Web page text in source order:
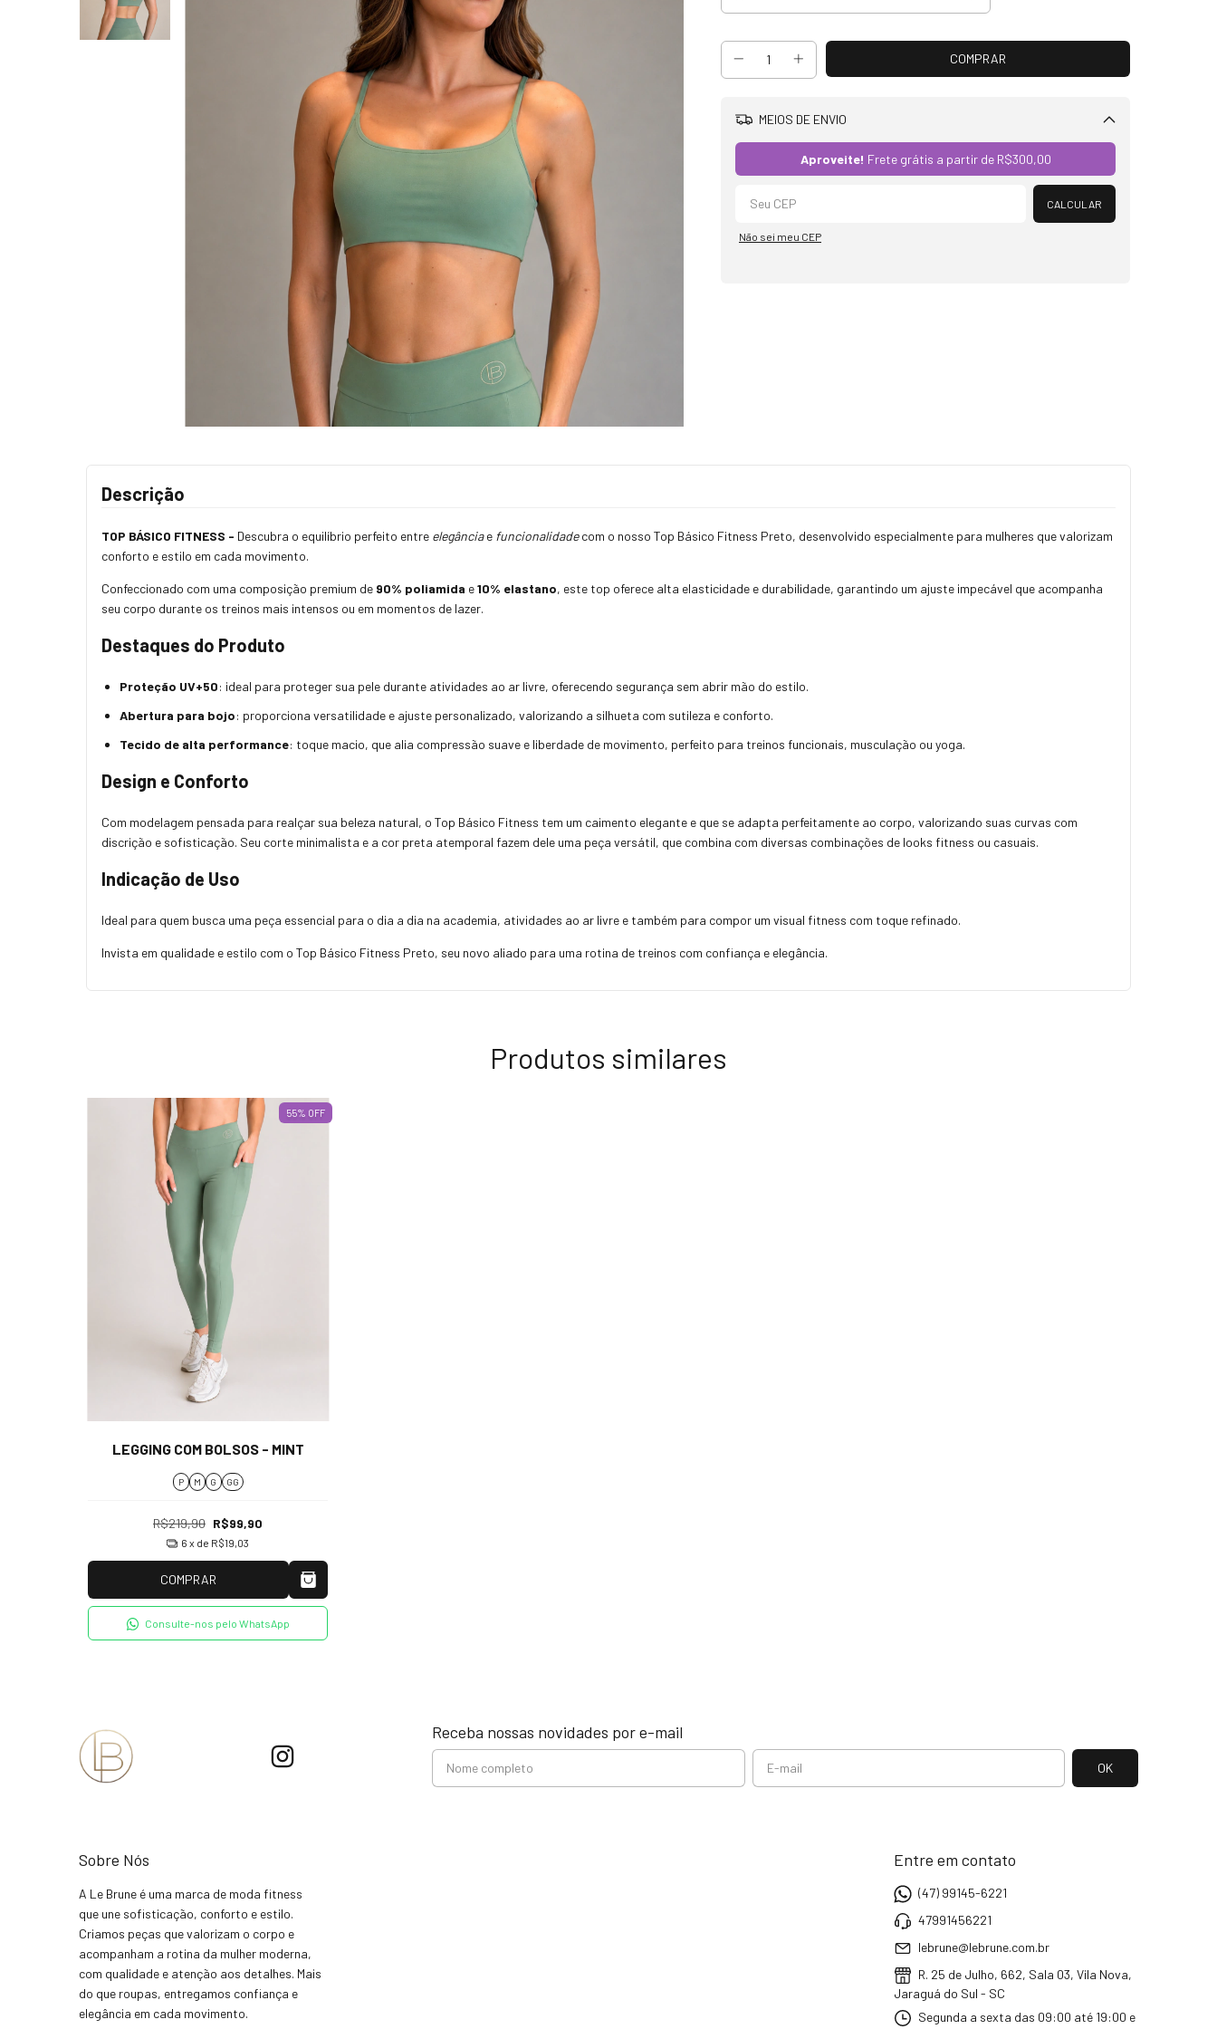
MEIOS DE ENVIO
Aproveite! Frete grátis a partir de R$300,00
CALCULAR
Não sei meu CEP
Descrição
TOP BÁSICO FITNESS - Descubra o equilíbrio perfeito entre elegânciae funcionalidadecom o nosso Top Básico Fitness Preto, desenvolvido especialmente para mulheres que valorizam
conforto e estilo em cada movimento.
Confeccionado com uma composição premium de 90% poliamida e10% elastano, este top oferece alta elasticidade e durabilidade, garantindo um ajuste impecável que acompanha
seu corpo durante os treinos mais intensos ou em momentos de lazer.
Destaques do Produto
Proteção UV+50: ideal para proteger sua pele durante atividades ao ar livre, oferecendo segurança sem abrir mão do estilo.
Abertura para bojo: proporciona versatilidade e ajuste personalizado, valorizando a silhueta com sutileza e conforto.
Tecido de alta performance: toque macio, que alia compressão suave e liberdade de movimento, perfeito para treinos funcionais, musculação ou yoga.
Design e Conforto
Com modelagem pensada para realçar sua beleza natural, o Top Básico Fitness tem um caimento elegante e que se adapta perfeitamente ao corpo, valorizando suas curvas com
discrição e sofisticação. Seu corte minimalista e a cor preta atemporal fazem dele uma peça versátil, que combina com diversas combinações de looks fitness ou casuais.
Indicação de Uso
Ideal para quem busca uma peça essencial para o dia a dia na academia, atividades ao ar livre e também para compor um visual fitness com toque refinado.
Invista em qualidade e estilo com o Top Básico Fitness Preto, seu novo aliado para uma rotina de treinos com confiança e elegância.
Produtos similares
55% OFF
LEGGING COM BOLSOS - MINT
P M G GG
R$219,90 R$99,90
6 x de R$19,03
COMPRAR
Consulte-nos pelo WhatsApp
Receba nossas novidades por e-mail
Sobre Nós
A Le Brune é uma marca de moda fitness
que une sofisticação, conforto e estilo.
Criamos peças que valorizam o corpo e
acompanham a rotina da mulher moderna,
com qualidade e atenção aos detalhes. Mais
do que roupas, entregamos confiança e
elegância em cada movimento.
Entre em contato
(47) 99145-6221
47991456221
lebrune@lebrune.com.br
R. 25 de Julho, 662, Sala 03, Vila Nova,
Jaraguá do Sul - SC
Segunda a sexta das 09:00 até 19:00 e